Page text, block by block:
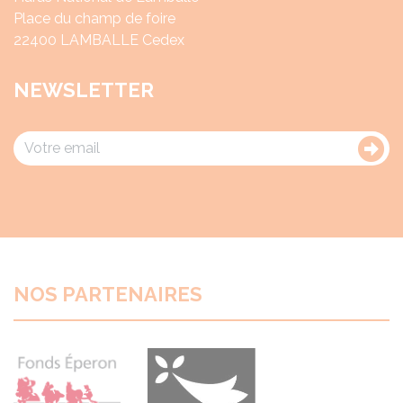
Place du champ de foire
22400 LAMBALLE Cedex
NEWSLETTER
NOS PARTENAIRES